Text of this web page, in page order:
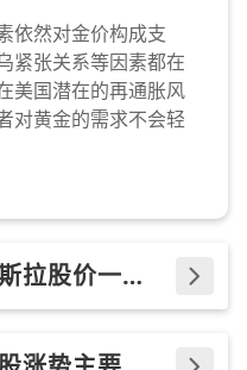
然对金价构成支
紧张关系等因素都在
美国潜在的再通胀风
对黄金的需求不会轻
拉股价一路
新高